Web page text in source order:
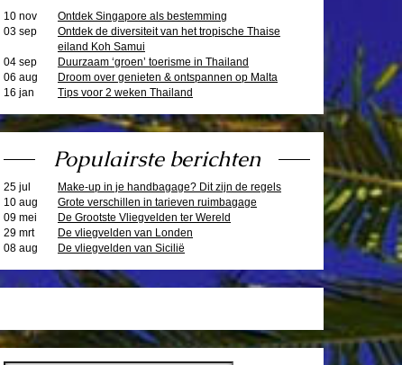
10 nov
Ontdek Singapore als bestemming
03 sep
Ontdek de diversiteit van het tropische Thaise
eiland Koh Samui
04 sep
Duurzaam ‘groen’ toerisme in Thailand
06 aug
Droom over genieten & ontspannen op Malta
16 jan
Tips voor 2 weken Thailand
Populairste berichten
25 jul
Make-up in je handbagage? Dit zijn de regels
10 aug
Grote verschillen in tarieven ruimbagage
09 mei
De Grootste Vliegvelden ter Wereld
29 mrt
De vliegvelden van Londen
08 aug
De vliegvelden van Sicilië